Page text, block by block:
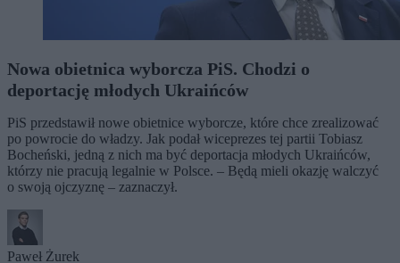
Nowa obietnica wyborcza PiS. Chodzi o
deportację młodych Ukraińców
PiS przedstawił nowe obietnice wyborcze, które chce zrealizować
po powrocie do władzy. Jak podał wiceprezes tej partii Tobiasz
Bocheński, jedną z nich ma być deportacja młodych Ukraińców,
którzy nie pracują legalnie w Polsce. – Będą mieli okazję walczyć
o swoją ojczyznę – zaznaczył.
Paweł Żurek